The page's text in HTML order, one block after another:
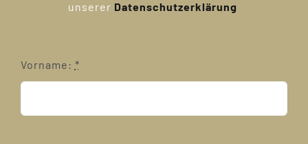
unserer Datenschutzerklärung
Vorname: *